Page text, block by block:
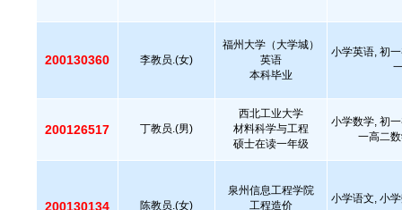
200130360 李教员.(女)
福州大学（大学城）
英语
本科毕业
小学英语, 初
200126517 丁教员.(男)
西北工业大学
材料科学与工程
硕士在读一年级
小学数学, 初
一高二
200130134 陈教员.(女)
泉州信息工程学院
工程造价
小学语文, 小